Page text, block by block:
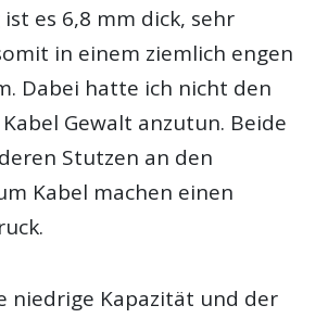
es 6,8 mm dick, sehr
in einem ziemlich engen
Dabei hatte ich nicht den
Gewalt anzutun. Beide
Stutzen an den
Kabel machen einen
niedrige Kapazität und der